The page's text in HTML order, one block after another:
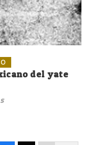
del yate